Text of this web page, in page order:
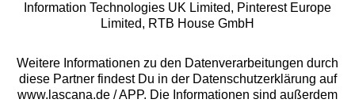
** Bonität vorausgesetzt, berechtigt zur Bonitätsprüfung
Information Technologies UK Limited, Pinterest Europe
Limited, RTB House GmbH
Weitere Informationen zu den Datenverarbeitungen durch
diese Partner findest Du in der Datenschutzerklärung auf
www.lascana.de / APP. Die Informationen sind außerdem